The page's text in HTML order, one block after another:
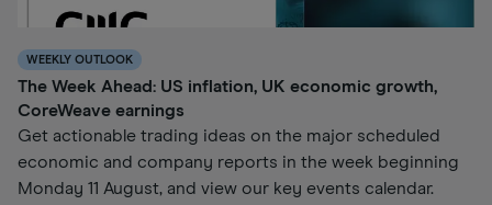
WEEKLY OUTLOOK
The Week Ahead: US inflation, UK economic growth,
CoreWeave earnings
Get actionable trading ideas on the major scheduled
economic and company reports in the week beginning
Monday 11 August, and view our key events calendar.